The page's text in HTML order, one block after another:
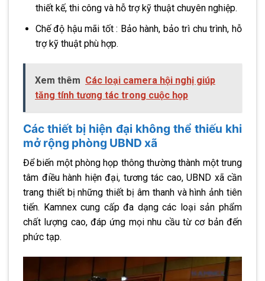
thiết kế, thi công và hỗ trợ kỹ thuật chuyên nghiệp.
Chế độ hậu mãi tốt : Bảo hành, bảo trì chu trình, hỗ
trợ kỹ thuật phù hợp.
Xem thêm Các loại camera hội nghị giúp
tăng tính tương tác trong cuộc họp
Các thiết bị hiện đại không thể thiếu khi
mở rộng phòng UBND xã
Để biến một phòng họp thông thường thành một trung
tâm điều hành hiện đại, tương tác cao, UBND xã cần
trang thiết bị những thiết bị âm thanh và hình ảnh tiên
tiến. Kamnex cung cấp đa dạng các loại sản phẩm
chất lượng cao, đáp ứng mọi nhu cầu từ cơ bản đến
phức tạp.